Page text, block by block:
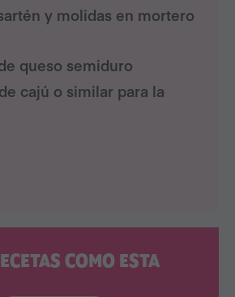
COMO ESTA
y molidas en mortero
queso semiduro
cajú o similar para la